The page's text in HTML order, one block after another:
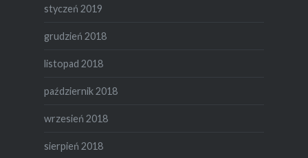
styczeń 2019
grudzień 2018
listopad 2018
październik 2018
wrzesień 2018
sierpień 2018